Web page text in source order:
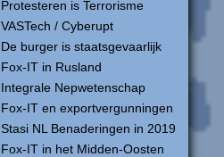
Protesteren is Terrorisme
VASTech / Cyberupt
De burger is staatsgevaarlijk
Fox-IT in Rusland
Integrale Nepwetenschap
Fox-IT en exportvergunningen
Stasi NL Benaderingen in 2019
Fox-IT in het Midden-Oosten